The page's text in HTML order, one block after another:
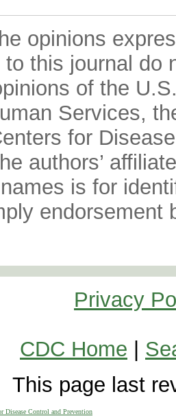
opinions
to this journal do
of the
Services,
for
authors’
names is for
endorsement
Privacy
CDC Home
This page last
Disease Control and Prevention